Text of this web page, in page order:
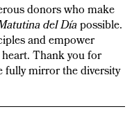
donors who make
del Díapossible.
and empower
Thank you for
fully mirror the diversity